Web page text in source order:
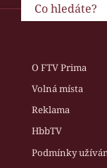
O FTV Prima
Volná místa
Reklama
HbbTV
Podmínky